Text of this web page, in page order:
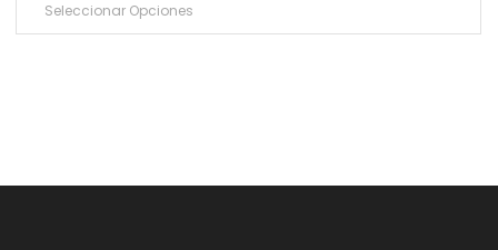
Seleccionar Opciones